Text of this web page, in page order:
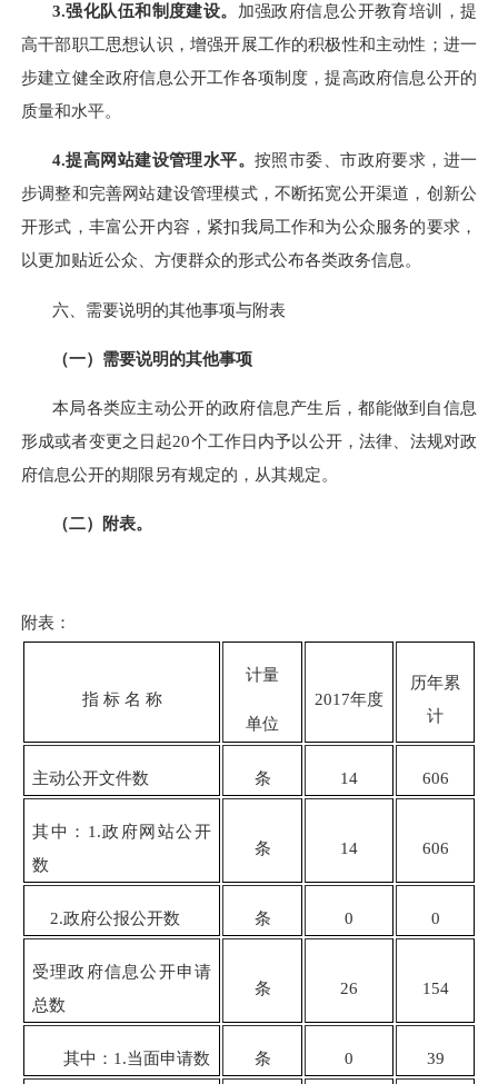
3.强化队伍和制度建设。 加强政府信息公开教育培训，提
高干部职工思想认识，增强开展工作的积极性和主动性；进一
步建立健全政府信息公开工作各项制度，提高政府信息公开的
质量和水平。
4.提高网站建设管理水平。 按照市委、市政府要求，进一
步调整和完善网站建设管理模式，不断拓宽公开渠道，创新公
开形式，丰富公开内容，紧扣我局工作和为公众服务的要求，
以更加贴近公众、方便群众的形式公布各类政务信息。
六 、需要说明的其他事项与附表
（一）需要说明的其他事项
本局各类应主动公开的政府信息产生后，都能做到自信息
形成或者变更之日起20个工作日内予以公开，法律、法规对政
府信息公开的期限另有规定的，从其规定。
（二）附表。
附表：
指 标 名 称
计量
单位
201 7年度
历年累
计
主动公开文件数 条 14 606
其中：1.政府网站公开
数
条 14 606
2.政府公报公开数 条 0 0
受理政府信息公开申请
总数
条 26 154
其中：1.当面申请数 条 0 39